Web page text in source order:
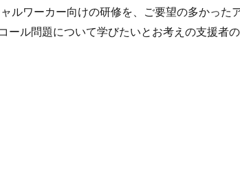
ルワーカー向けの研修を、ご要望の多かった
ール問題について学びたいとお考えの支援者